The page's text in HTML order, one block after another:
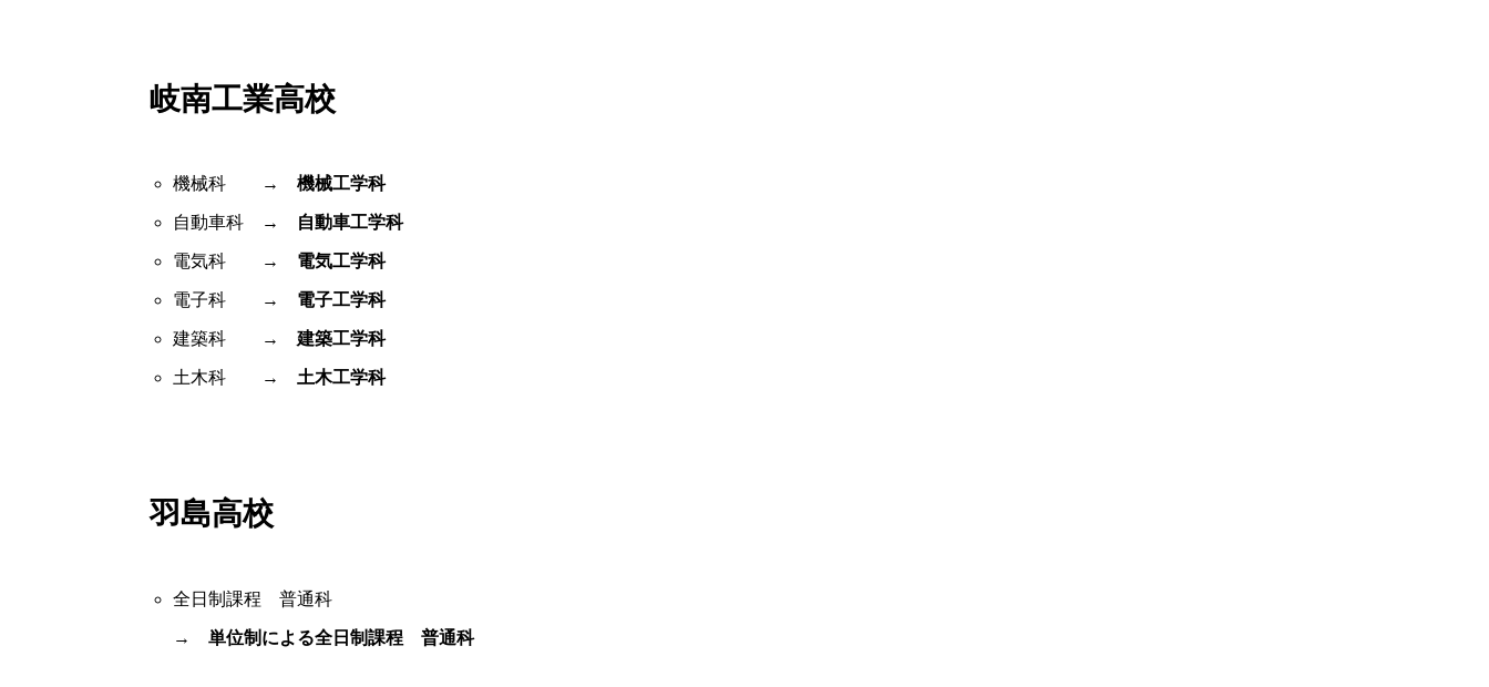
岐南工業高校
機械科 → 機械工学科
自動車科 → 自動車工学科
電気科 → 電気工学科
電子科 → 電子工学科
建築科 → 建築工学科
土木科 → 土木工学科
羽島高校
全日制課程 普通科
→ 単位制による全日制課程 普通科